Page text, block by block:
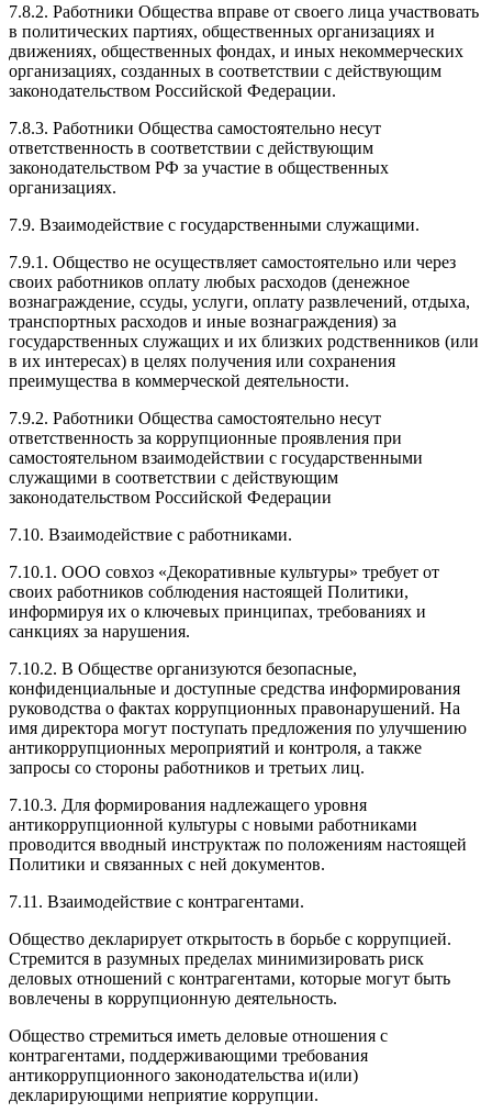
7.8.2. Работники Общества вправе от своего лица участвовать
в политических партиях, общественных организациях и
движениях, общественных фондах, и иных некоммерческих
организациях, созданных в соответствии с действующим
законодательством Российской Федерации.
7.8.3. Работники Общества самостоятельно несут
ответственность в соответствии с действующим
законодательством РФ за участие в общественных
организациях.
7.9. Взаимодействие с государственными служащими.
7.9.1. Общество не осуществляет самостоятельно или через
своих работников оплату любых расходов (денежное
вознаграждение, ссуды, услуги, оплату развлечений, отдыха,
транспортных расходов и иные вознаграждения) за
государственных служащих и их близких родственников (или
в их интересах) в целях получения или сохранения
преимущества в коммерческой деятельности.
7.9.2. Работники Общества самостоятельно несут
ответственность за коррупционные проявления при
самостоятельном взаимодействии с государственными
служащими в соответствии с действующим
законодательством Российской Федерации
7.10. Взаимодействие с работниками.
7.10.1. ООО совхоз «Декоративные культуры» требует от
своих работников соблюдения настоящей Политики,
информируя их о ключевых принципах, требованиях и
санкциях за нарушения.
7.10.2. В Обществе организуются безопасные,
конфиденциальные и доступные средства информирования
руководства о фактах коррупционных правонарушений. На
имя директора могут поступать предложения по улучшению
антикоррупционных мероприятий и контроля, а также
запросы со стороны работников и третьих лиц.
7.10.3. Для формирования надлежащего уровня
антикоррупционной культуры с новыми работниками
проводится вводный инструктаж по положениям настоящей
Политики и связанных с ней документов.
7.11. Взаимодействие с контрагентами.
Общество декларирует открытость в борьбе с коррупцией.
Стремится в разумных пределах минимизировать риск
деловых отношений с контрагентами, которые могут быть
вовлечены в коррупционную деятельность.
Общество стремиться иметь деловые отношения с
контрагентами, поддерживающими требования
антикоррупционного законодательства и(или)
декларирующими неприятие коррупции.